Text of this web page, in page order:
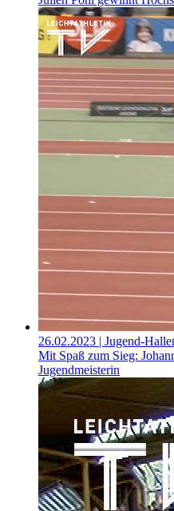
26.02.2023 | Jugend-
Mit Spaß zum Sieg:
Jugendmeisterin